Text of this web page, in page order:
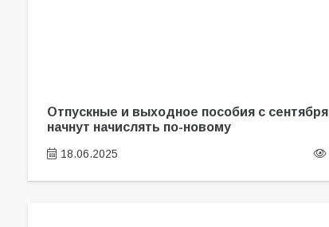
Отпускные и выходное пособия с сентября
начнут начислять по-новому
18.06.2025